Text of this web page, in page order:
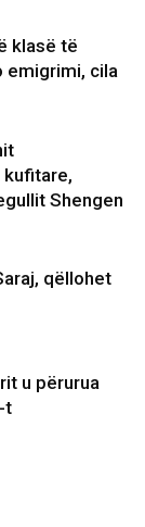
klasë të
emigrimi, cila
kufitare,
Shengen
qëllohet
u përurua
t